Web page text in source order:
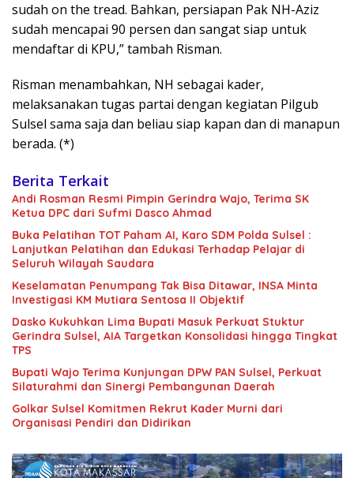
sudah on the tread. Bahkan, persiapan Pak NH-Aziz
sudah mencapai 90 persen dan sangat siap untuk
mendaftar di KPU,” tambah Risman.
Risman menambahkan, NH sebagai kader,
melaksanakan tugas partai dengan kegiatan Pilgub
Sulsel sama saja dan beliau siap kapan dan di manapun
berada. (*)
Berita Terkait
Andi Rosman Resmi Pimpin Gerindra Wajo, Terima SK
Ketua DPC dari Sufmi Dasco Ahmad
Buka Pelatihan TOT Paham AI, Karo SDM Polda Sulsel :
Lanjutkan Pelatihan dan Edukasi Terhadap Pelajar di
Seluruh Wilayah Saudara
Keselamatan Penumpang Tak Bisa Ditawar, INSA Minta
Investigasi KM Mutiara Sentosa II Objektif
Dasko Kukuhkan Lima Bupati Masuk Perkuat Stuktur
Gerindra Sulsel, AIA Targetkan Konsolidasi hingga Tingkat
TPS
Bupati Wajo Terima Kunjungan DPW PAN Sulsel, Perkuat
Silaturahmi dan Sinergi Pembangunan Daerah
Golkar Sulsel Komitmen Rekrut Kader Murni dari
Organisasi Pendiri dan Didirikan